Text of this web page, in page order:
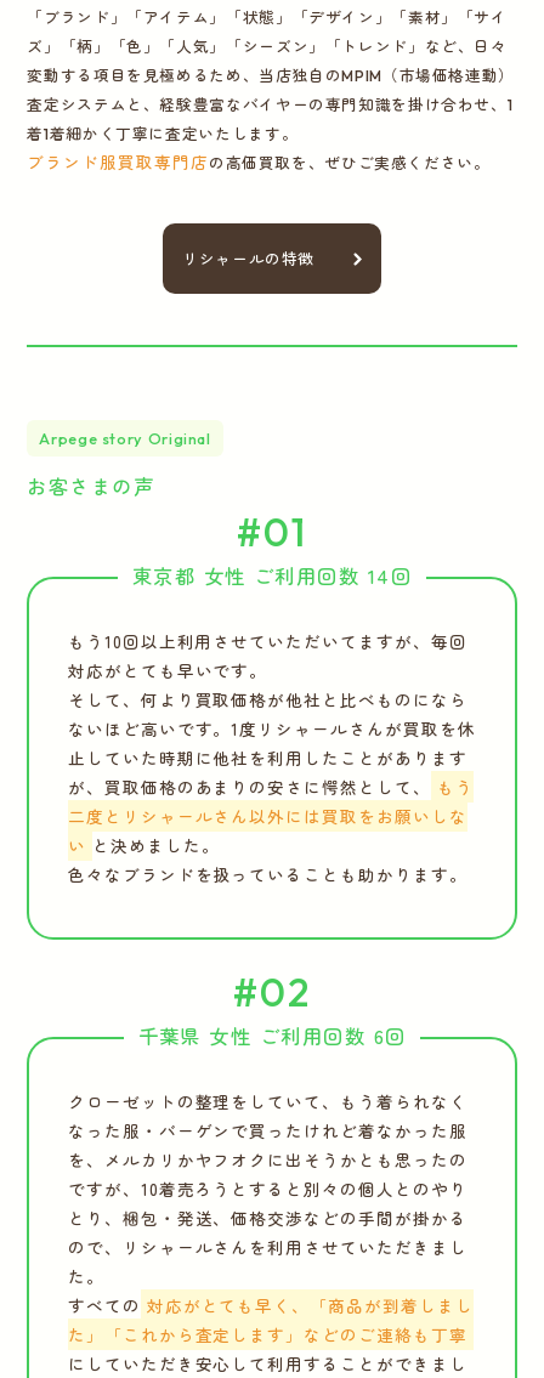
「ブランド」「アイテム」「状態」「デザイン」「素材」「サイ
ズ」「柄」「色」「人気」「シーズン」「トレンド」など、日々
変動する項目を見極めるため、当店独自のMPIM（市場価格連動）
査定システムと、経験豊富なバイヤーの専門知識を掛け合わせ、1
着1着細かく丁寧に査定いたします。
ブランド服買取専門店の高価買取を、ぜひご実感ください。
リシャールの特徴
Arpege story Original
お客さまの声
#01
東京都 女性 ご利用回数 14回
もう10回以上利用させていただいてますが、毎回
対応がとても早いです。
そして、何より買取価格が他社と比べものになら
ないほど高いです。1度リシャールさんが買取を休
止していた時期に他社を利用したことがあります
が、買取価格のあまりの安さに愕然として、
もう
二度とリシャールさん以外には買取をお願いしな
い と決めました。
色々なブランドを扱っていることも助かります。
#02
千葉県 女性 ご利用回数 6回
クローゼットの整理をしていて、もう着られなく
なった服・バーゲンで買ったけれど着なかった服
を、メルカリかヤフオクに出そうかとも思ったの
ですが、10着売ろうとすると別々の個人とのやり
とり、梱包・発送、価格交渉などの手間が掛かる
ので、リシャールさんを利用させていただきまし
た。
すべての 対応がとても早く、「商品が到着しまし
た」「これから査定します」などのご連絡も丁寧
にしていただき安心して利用することができまし